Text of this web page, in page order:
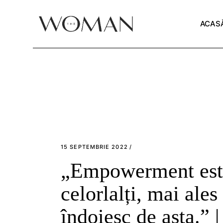
15 SEPTEMBRIE 2022
„Empowerment
celorlalți, mai ales
îndoiesc de asta.”